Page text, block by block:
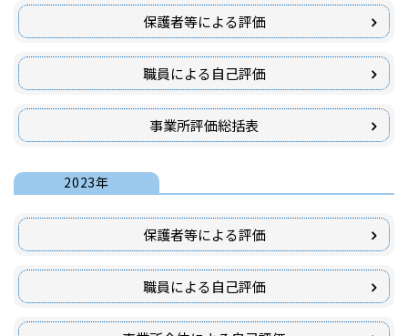
保護者等による評価
職員による自己評価
事業所評価総括表
2023年
保護者等による評価
職員による自己評価